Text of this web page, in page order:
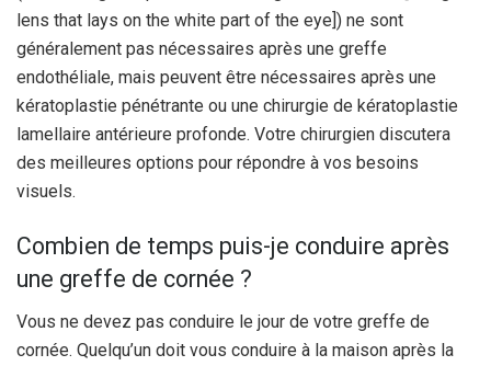
lens that lays on the white part of the eye]) ne sont
généralement pas nécessaires après une greffe
endothéliale, mais peuvent être nécessaires après une
kératoplastie pénétrante ou une chirurgie de kératoplastie
lamellaire antérieure profonde. Votre chirurgien discutera
des meilleures options pour répondre à vos besoins
visuels.
Combien de temps puis-je conduire après
une greffe de cornée ?
Vous ne devez pas conduire le jour de votre greffe de
cornée. Quelqu’un doit vous conduire à la maison après la